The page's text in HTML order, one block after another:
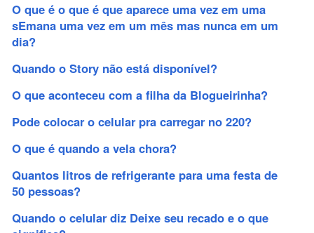
O que é o que é que aparece uma vez em uma
sEmana uma vez em um mês mas nunca em um
dia?
Quando o Story não está disponível?
O que aconteceu com a filha da Blogueirinha?
Pode colocar o celular pra carregar no 220?
O que é quando a vela chora?
Quantos litros de refrigerante para uma festa de
50 pessoas?
Quando o celular diz Deixe seu recado e o que